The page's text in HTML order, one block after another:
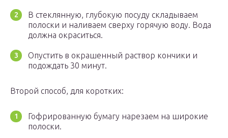
В стеклянную, глубокую посуду складываем
полоски и наливаем сверху горячую воду. Вода
должна окраситься.
Опустить в окрашенный раствор кончики и
подождать 30 минут.
Второй способ, для коротких:
Гофрированную бумагу нарезаем на широкие
полоски.